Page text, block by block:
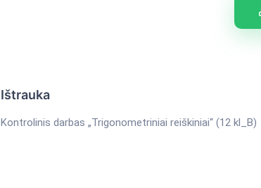
Ištrauka
Kontrolinis darbas „Trigonometriniai reiškiniai“ (12 kl_B)